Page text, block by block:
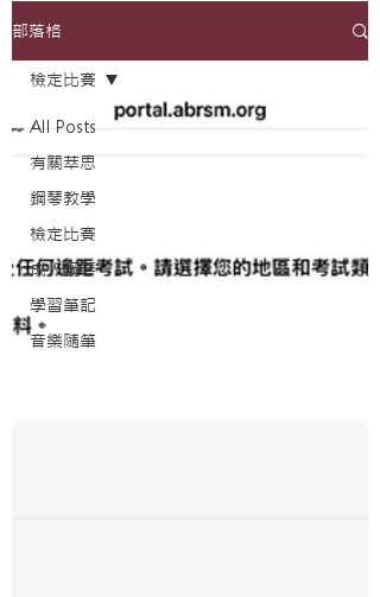
部落格
All Posts
有關萃思
鋼琴教學
檢定比賽
成人鋼琴
學習筆記
音樂隨筆
檢定比賽